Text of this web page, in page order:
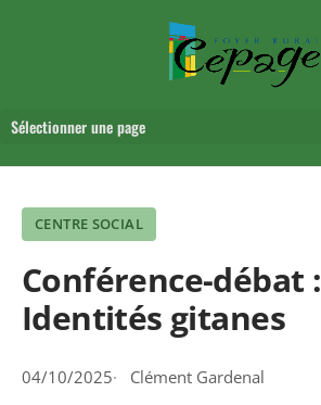
Sélectionner une page
CENTRE SOCIAL
Conférence-débat :
Identités gitanes
04/10/2025 Clément Gardenal